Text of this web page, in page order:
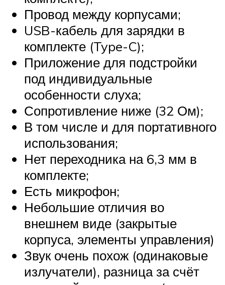
Провод между корпусами;
USB-кабель для зарядки в
комплекте (Type-C);
Приложение для подстройки
под индивидуальные
особенности слуха;
Сопротивление ниже (32 Ом);
В том числе и для портативного
использования;
Нет переходника на 6,3 мм в
комплекте;
Есть микрофон;
Небольшие отличия во
внешнем виде (закрытые
корпуса, элементы управления)
Звук очень похож (одинаковые
излучатели), разница за счёт